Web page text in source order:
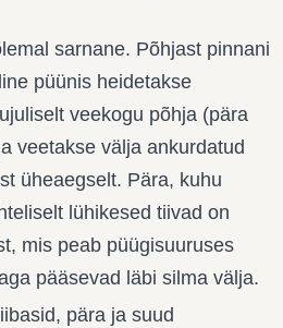
sarnane. Põhjast pinnani
püünis heidetakse
veekogu põhja (pära
veetakse välja ankurdatud
üheaegselt. Pära, kuhu
lühikesed tiivad on
mis peab püügisuuruses
pääsevad läbi silma välja.
pära ja suud